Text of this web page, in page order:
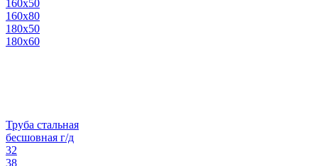
160х50
160х80
180х50
180х60
Труба стальная
бесшовная г/д
32
38